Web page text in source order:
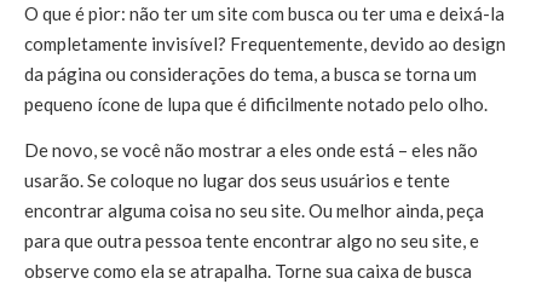
O que é pior: não ter um site com busca ou ter uma e deixá-la
completamente invisível? Frequentemente, devido ao design
da página ou considerações do tema, a busca se torna um
pequeno ícone de lupa que é dificilmente notado pelo olho.
De novo, se você não mostrar a eles onde está – eles não
usarão. Se coloque no lugar dos seus usuários e tente
encontrar alguma coisa no seu site. Ou melhor ainda, peça
para que outra pessoa tente encontrar algo no seu site, e
observe como ela se atrapalha. Torne sua caixa de busca